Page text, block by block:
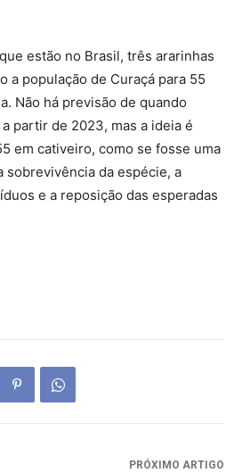
estão no Brasil, três ararinhas
a população de Curaçá para 55
Não há previsão de quando
partir de 2023, mas a ideia é
em cativeiro, como se fosse uma
sobrevivência da espécie, a
e a reposição das esperadas
PRÓXIMO ARTIGO